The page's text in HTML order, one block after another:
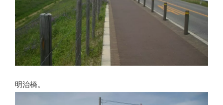
明治橋。